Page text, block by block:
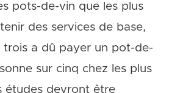
pots-de-vin que les plus
des services de base,
trois a dû payer un pot-de-
sur cinq chez les plus
études devront être